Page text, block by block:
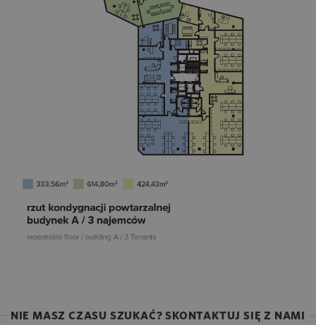
NIE MASZ CZASU SZUKAĆ? SKONTAKTUJ SIĘ Z NAMI